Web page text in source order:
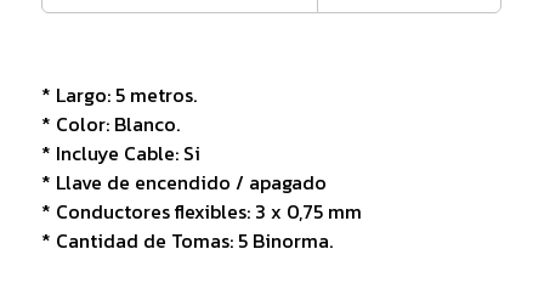
* Largo: 5 metros.
* Color: Blanco.
* Incluye Cable: Si
* Llave de encendido / apagado
* Conductores flexibles: 3 x 0,75 mm
* Cantidad de Tomas: 5 Binorma.